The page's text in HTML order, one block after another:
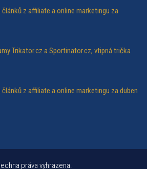
z affiliate a online marketingu za
Trikator.cz a Sportinator.cz, vtipná trička
z affiliate a online marketingu za duben
práva vyhrazena.